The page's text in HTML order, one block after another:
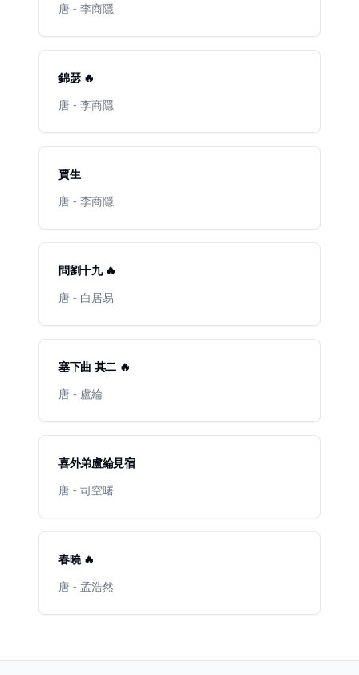
唐 - 李商隱
錦瑟 🔥
唐 - 李商隱
賈生
唐 - 李商隱
問劉十九 🔥
唐 - 白居易
塞下曲 其二 🔥
唐 - 盧綸
喜外弟盧綸見宿
唐 - 司空曙
春曉 🔥
唐 - 孟浩然